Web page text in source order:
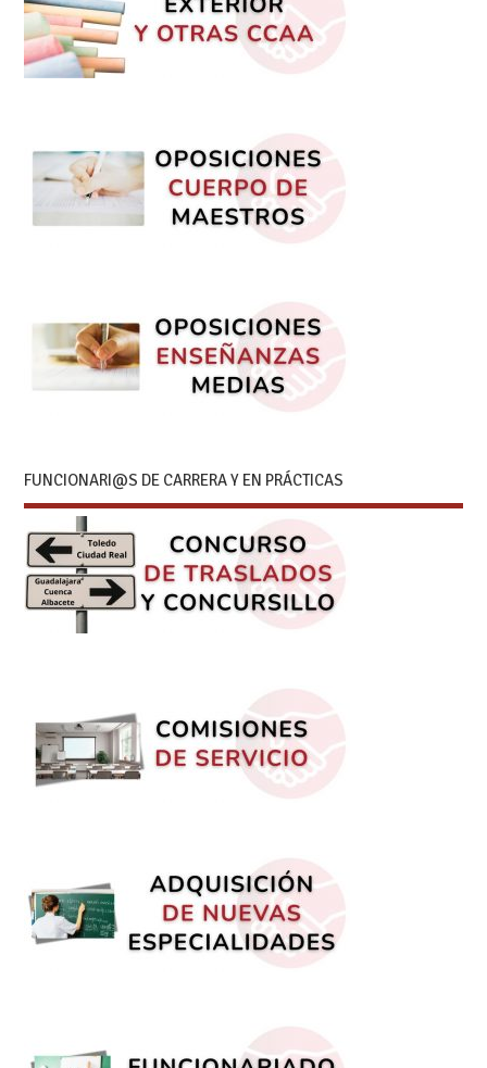
FUNCIONARI@S DE CARRERA Y EN PRÁCTICAS